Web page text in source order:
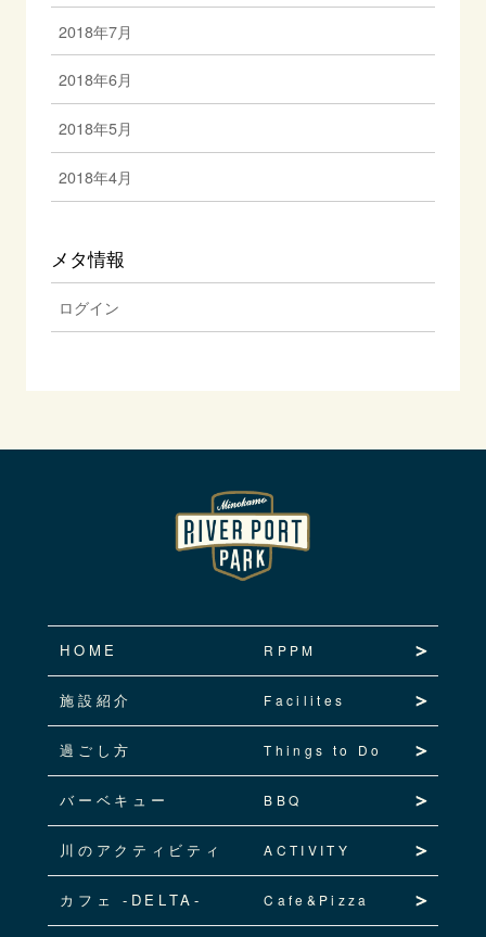
2018年7月
2018年6月
2018年5月
2018年4月
メタ情報
ログイン
HOME RPPM
施設紹介 Facilites
過ごし方 Things to Do
バーベキュー BBQ
川のアクティビティ ACTIVITY
カフェ -DELTA- Cafe&Pizza